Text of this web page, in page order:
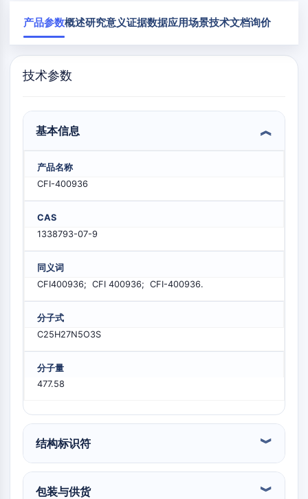
泌
学
管
疾
病
疾
免
系
病
Others
PAK
驱动蛋白
ROCK
整合素
微管蛋白/微管
JAK/STAT信号通路
JAK/STAT信号通路
Pim
JAK
STAT
表皮生长因子受体
PI3K/AKT/MTOR
PI3K/Akt/mTOR
肌醇磷酸激酶超家族
MELK
PIKfyve
PIN1
PDK-1
PTEN
磷脂酰肌醇4-激酶
DNA-PK
AMP激活蛋白激酶
mTOR
PI3K
蛋白激酶B
产品参数概述研究意义证据数据应用场景技术文档询价
技术参数
基本信息
产品名称
CFI-400936
CAS
1338793-07-9
同义词
CFI400936; CFI 400936; CFI-400936.
分子式
C25H27N5O3S
分子量
477.58
结构标识符
包装与供货